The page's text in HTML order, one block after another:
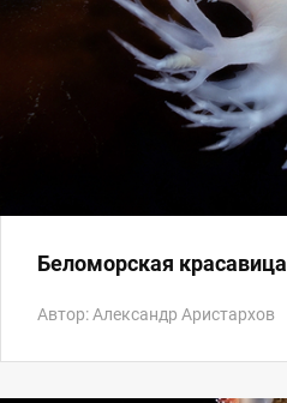
Беломорская красавица
Автор: Александр Аристархов